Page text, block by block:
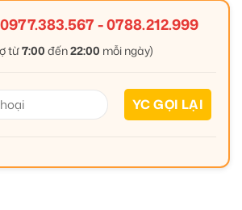
0977.383.567-0788.212.999
từ7:00 đến22:00 mỗi ngày)